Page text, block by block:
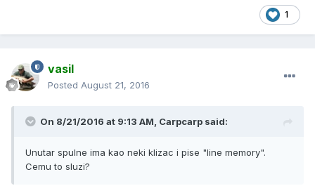
1
vasil
Posted August 21, 2016
On 8/21/2016 at 9:13 AM, Carpcarp said:
Unutar spulne ima kao neki klizac i pise "line memory".
Cemu to sluzi?